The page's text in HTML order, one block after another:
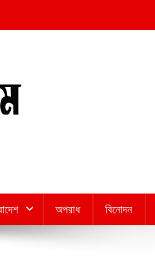
অপরাধ বিনোদন